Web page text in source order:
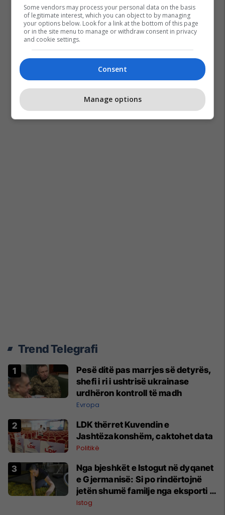
Trend Telegrafi
Pesë ditë pas marrjes së detyrës,
shefi i ri i ushtrisë ukrainase
urdhëron kontroll të madh
Evropa
LDK thërret Kuvendin e
Jashtëzakonshëm, caktohet data
Politikë
Nga bjeshkët e Istogut në dyqanet
e Gjermanisë: Si po rindërtojnë
jetën shumë familje nga eksporti i
bimëve mjekësore
Istog
Some vendors may process your personal data on the basis
of legitimate interest, which you can object to by managing
your options below. Look for a link at the bottom of this page
or in the site menu to manage or withdraw consent in privacy
and cookie settings.
Consent
Manage options